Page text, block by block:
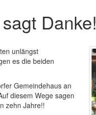
unlängst
es die beiden
Gemeindehaus an
diesem Wege sagen
zehn Jahre!!